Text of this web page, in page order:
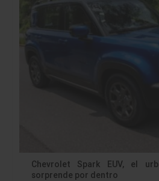
Chevrolet Spark EUV, el
sorprende por dentro